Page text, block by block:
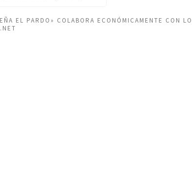
EL PARDO» COLABORA ECONÓMICAMENTE CON